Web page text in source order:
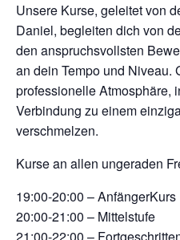
Unsere Kurse, geleitet von
Daniel, begleiten dich von
den anspruchsvollsten
an dein Tempo und Niveau.
professionelle Atmosphäre,
Verbindung zu einem
verschmelzen.
Kurse an allen ungeraden
19:00-20:00 – AnfängerKurs
20:00-21:00 – Mittelstufe